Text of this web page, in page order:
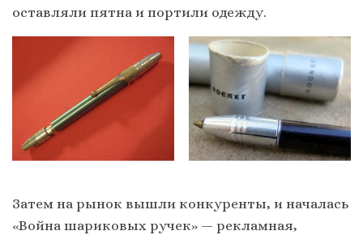
оставляли пятна и портили одежду.
Затем на рынок вышли конкуренты, и началась
«Война шариковых ручек» — рекламная,